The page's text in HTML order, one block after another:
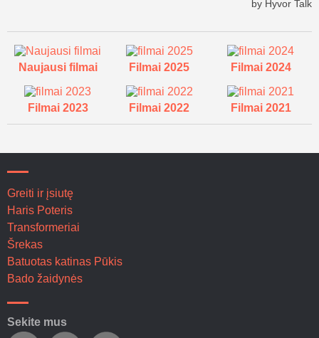
Naujausi filmai Filmai 2025 Filmai 2024
Filmai 2023 Filmai 2022 Filmai 2021
Greiti ir įsiutę
Haris Poteris
Transformeriai
Šrekas
Batuotas katinas Pūkis
Bado žaidynės
Sekite mus